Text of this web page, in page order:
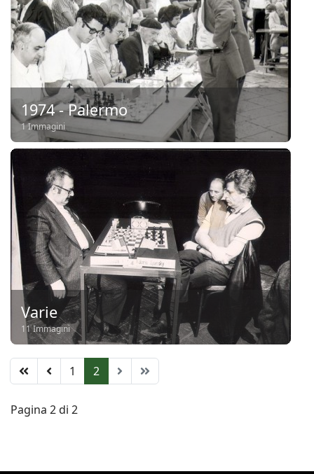
1974 - Palermo
1 Immagini
Varie
11 Immagini
1 2
Pagina 2 di 2